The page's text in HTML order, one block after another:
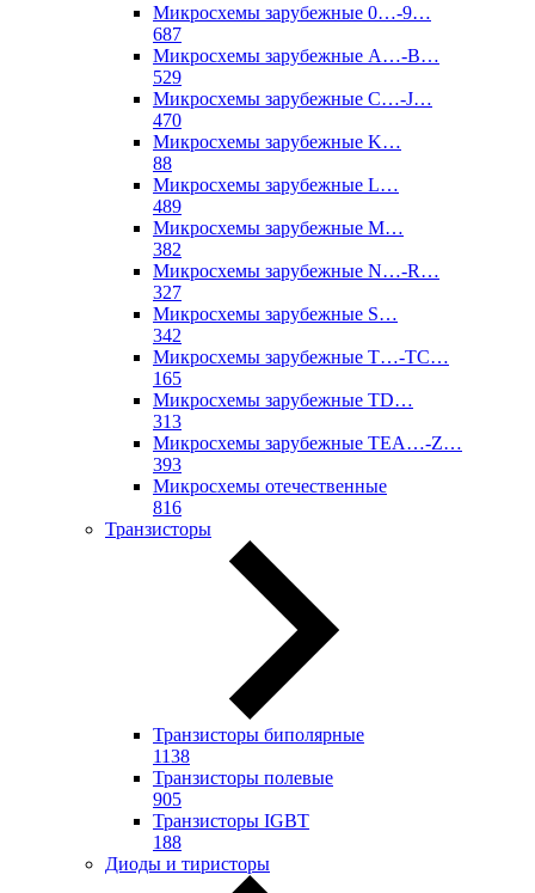
Микросхемы зарубежные 0…-9…
687
Микросхемы зарубежные A…-B…
529
Микросхемы зарубежные C…-J…
470
Микросхемы зарубежные K…
88
Микросхемы зарубежные L…
489
Микросхемы зарубежные M…
382
Микросхемы зарубежные N…-R…
327
Микросхемы зарубежные S…
342
Микросхемы зарубежные T…-TC…
165
Микросхемы зарубежные TD…
313
Микросхемы зарубежные TEA…-Z…
393
Микросхемы отечественные
816
Транзисторы
Транзисторы биполярные
1138
Транзисторы полевые
905
Транзисторы IGBT
188
Диоды и тиристоры